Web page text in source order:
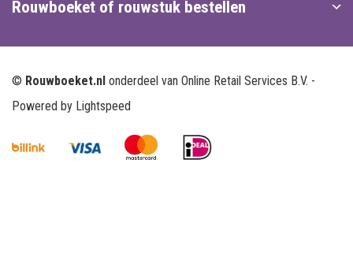
Rouwboeket of rouwstuk bestellen
© Rouwboeket.nl onderdeel van Online Retail Services B.V. -
Powered by Lightspeed